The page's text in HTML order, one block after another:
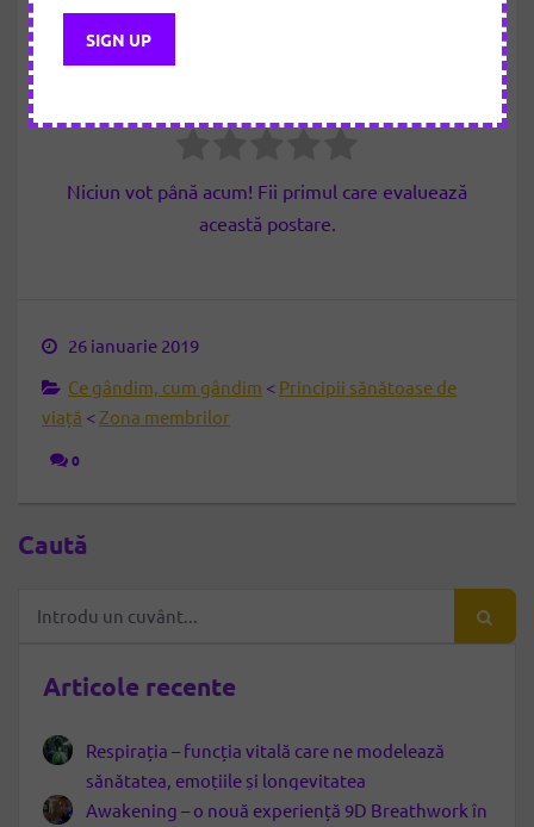
articolul
Niciun vot până acum! Fii primul care evaluează
această postare.
26 ianuarie 2019
Ce gândim, cum gândim < Principii sănătoase de
viață < Zona membrilor
0
Caută
Articole recente
Respirația – funcția vitală care ne modelează
sănătatea, emoțiile și longevitatea
Awakening – o nouă experiență 9D Breathwork în